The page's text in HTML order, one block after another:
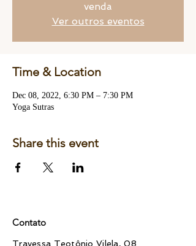
venda
Ver outros eventos
Time & Location
Dec 08, 2022, 6:30 PM – 7:30 PM
Yoga Sutras
Share this event
Contato
Travessa Teotônio Vilela, 08